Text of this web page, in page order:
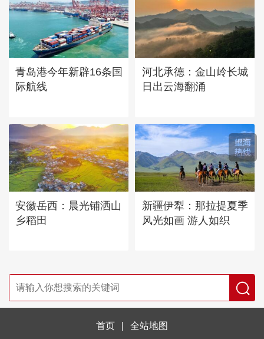
青岛港今年新辟16条国
际航线
河北承德：金山岭长城
日出云海翻涌
安徽岳西：晨光铺洒山
乡稻田
新疆伊犁：那拉提夏季
风光如画 游人如织
首页 全站地图